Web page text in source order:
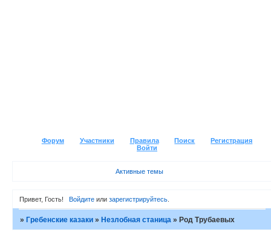
Форум Участники Правила Поиск
Регистрация
Войти
Активные темы
Привет, Гость! Войдитеили зарегистрируйтесь.
»Гребенские казаки »Незлобная станица »Род Трубаевых